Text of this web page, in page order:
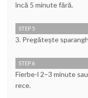
încă 5 minute fără.
STEP 5
3. Pregătește
STEP 6
Fierbe-l 2–3 minute
rece.